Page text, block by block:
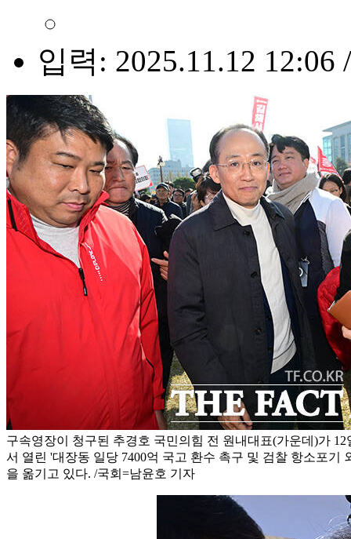
입력: 2025.11.12 12:06
구속영장이 청구된 추경호 국민의힘 전 원내대표(가운데)가
서 열린 '대장동 일당 7400억 국고 환수 촉구 및 검찰 항소포기
을 옮기고 있다. /국회=남윤호 기자